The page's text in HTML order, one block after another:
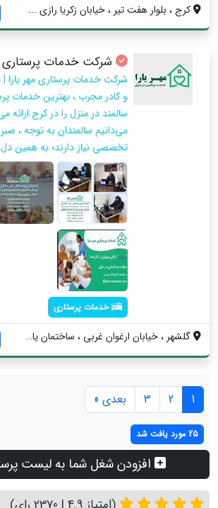
کرج ، بلوار هفت تیر ، خیابان زکریا رازی ...
شرکت خدمات پرستاری
شرکت خدمات پرستاری مهر یارا |
و کادر مجرب ، بهترین خدمات
سالمند در منزل را در کرج ارائه
می‌دانیم سالمندان به توجه ،
تخصصی نیاز دارند؛ به همین
خدمات پرستاری
گلشهر ، خیابان ارغوان غربی ، ساختمان یاس...
1
2
3 بعدی »
25 مورد یافت شد
افزودن شغل شما به لیست